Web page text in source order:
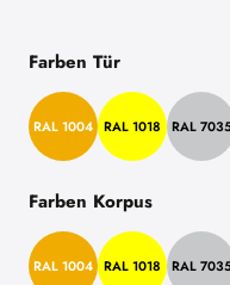
Farben Tür
RAL 1004 RAL 1018 RAL
Farben Korpus
RAL 1004 RAL 1018 RAL